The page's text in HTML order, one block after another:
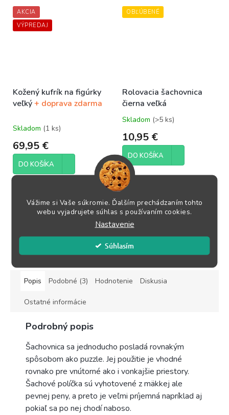
Vážime si Vaše súkromie. Ďalším prechádzaním tohto
webu vyjadrujete súhlas s používaním cookies.
Nastavenie
Súhlasím
AKCIA
VÝPREDAJ
Kožený kufrík na figúrky
veľký+ doprava zdarma
Skladom (1 ks)
69,95 €
DO KOŠÍKA
uloženie vašich figúrok tak, aby
sa im nič nestalo aj v prípade...
OBĽÚBENÉ
Rolovacia šachovnica
čierna veľká
Priemerné
produktu
5,0
z
5
hviezdičiek.
Skladom (>5 ks)
10,95 €
DO KOŠÍKA
Rolovacia šachovnica
čiernaVeľkosť šachovnice
50x50 cmVeľkosť políčka
5,5x5,5...
ZOBRAZIŤ VŠETKY SÚVISIACE PRODUKTY
Popis Podobné (3) Hodnotenie Diskusia
Ostatné informácie
Podrobný popis
Šachovnica sa jednoducho posladá rovnakým
spôsobom ako puzzle. Jej použitie je vhodné
rovnako pre vnútorné ako i vonkajšie priestory.
Šachové políčka sú vyhotovené z mäkkej ale
pevnej peny, a preto je veľmi príjemná napríklad aj
pokiaľ sa po nej chodí naboso.